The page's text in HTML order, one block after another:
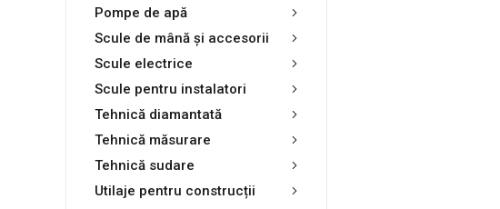
Pompe de apă
Scule de mână și accesorii
Scule electrice
Scule pentru instalatori
Tehnică diamantată
Tehnică măsurare
Tehnică sudare
Utilaje pentru construcții